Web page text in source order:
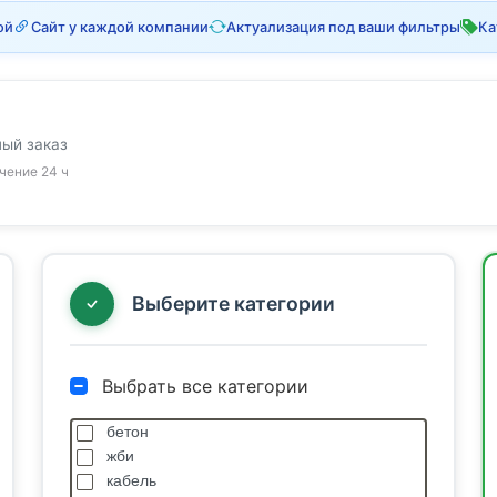
Сайт у каждой компании Актуализация под ваши фильтры
заказ
24 ч
Выберите категории
Выбрать все категории
бетон
жби
кабель